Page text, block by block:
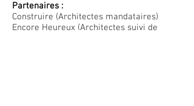
Partenaires :
Construire (Architectes mandataires)
Encore Heureux (Architectes suivi de